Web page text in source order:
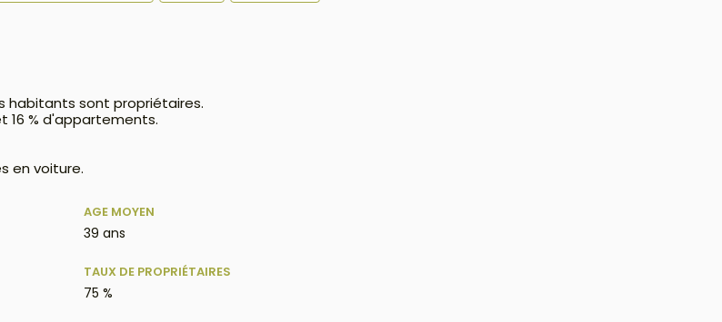
habitants sont propriétaires.
16 % d'appartements.
en voiture.
AGE MOYEN
39 ans
TAUX DE PROPRIÉTAIRES
75 %